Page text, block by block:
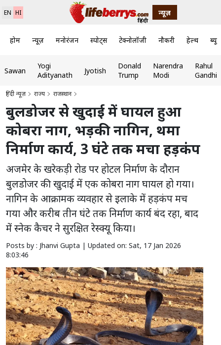
EN HI न्यूज़
होम न्यूज़ मनोरंजन स्पोर्ट्स टेक्नोलॉजी नौकरी हेल्थ
Sawan
Yogi
Adityanath
Jyotish
Donald
Trump
Narendra
Modi
Rahul
Gandhi
हिंदी न्यूज़ राज्य राजस्थान
बुलडोजर से खुदाई में घायल हुआ
कोबरा नाग, भड़की नागिन, थमा
निर्माण कार्य, 3 घंटे तक मचा हड़कंप
अजमेर के खरेकड़ी रोड पर होटल निर्माण के दौरान
बुलडोजर की खुदाई में एक कोबरा नाग घायल हो गया।
नागिन के आक्रामक व्यवहार से इलाके में हड़कंप मच
गया और करीब तीन घंटे तक निर्माण कार्य बंद रहा, बाद
में स्नेक कैचर ने सुरक्षित रेस्क्यू किया।
Posts by : Jhanvi Gupta | Updated on: Sat, 17 Jan 2026
8:03:46